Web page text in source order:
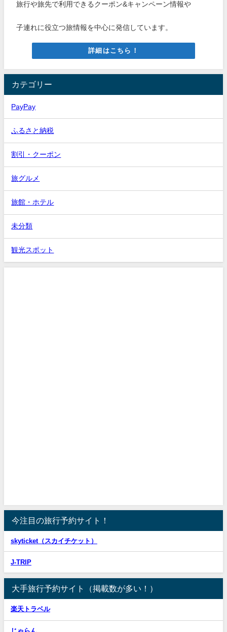
旅行や旅先で利用できるクーポン&キャンペーン情報や
子連れに役立つ旅情報を中心に発信しています。
詳細はこちら！
カテゴリー
PayPay
ふるさと納税
割引・クーポン
旅グルメ
旅館・ホテル
未分類
観光スポット
今注目の旅行予約サイト！
skyticket（スカイチケット）
J-TRIP
大手旅行予約サイト（掲載数が多い！）
楽天トラベル